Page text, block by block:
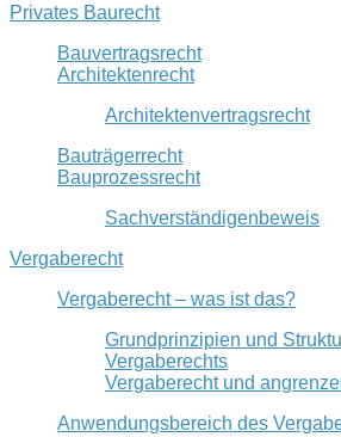
Privates Baurecht
Bauvertragsrecht
Architektenrecht
Architektenvertragsrecht
Bauträgerrecht
Bauprozessrecht
Sachverständigenbeweis
Vergaberecht
Vergaberecht – was ist das?
Grundprinzipien und
Vergaberechts
Vergaberecht und
Anwendungsbereich des